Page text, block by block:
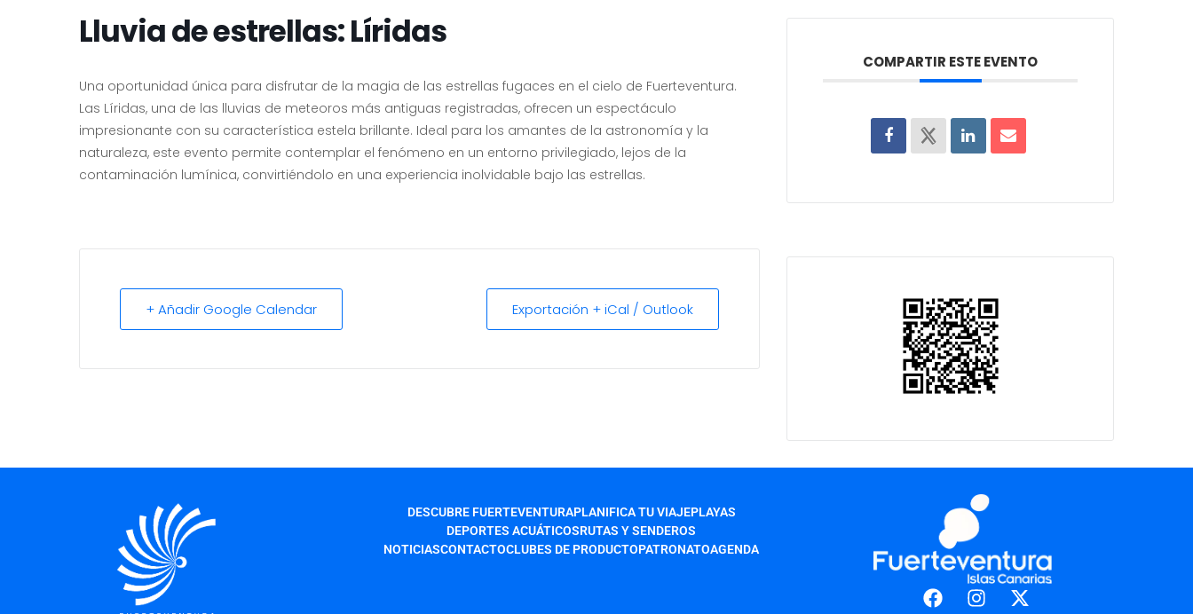
Lluvia de estrellas: Líridas
Una oportunidad única para disfrutar de la magia de las estrellas fugaces en el cielo de Fuerteventura.
Las Líridas, una de las lluvias de meteoros más antiguas registradas, ofrecen un espectáculo
impresionante con su característica estela brillante. Ideal para los amantes de la astronomía y la
naturaleza, este evento permite contemplar el fenómeno en un entorno privilegiado, lejos de la
contaminación lumínica, convirtiéndolo en una experiencia inolvidable bajo las estrellas.
+ Añadir Google Calendar Exportación + iCal / Outlook
COMPARTIR ESTE EVENTO
DESCUBRE FUERTEVENTURAPLANIFICA TU VIAJEPLAYAS
DEPORTES ACUÁTICOSRUTAS Y SENDEROS
NOTICIASCONTACTOCLUBES DE PRODUCTOPATRONATOAGENDA